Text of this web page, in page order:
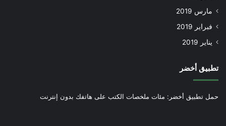
مارس 2019
فبراير 2019
يناير 2019
تطبيق أخضر
حمل تطبيق أخضر: مئات ملخصات الكتب على هاتفك بدون إنترنت